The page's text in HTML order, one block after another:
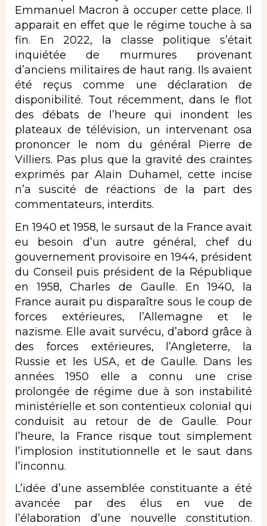
Emmanuel Macron à occuper cette place. Il
apparait en effet que le régime touche à sa
fin. En 2022, la classe politique s’était
inquiétée de murmures provenant
d’anciens militaires de haut rang. Ils avaient
été reçus comme une déclaration de
disponibilité. Tout récemment, dans le flot
des débats de l’heure qui inondent les
plateaux de télévision, un intervenant osa
prononcer le nom du général Pierre de
Villiers. Pas plus que la gravité des craintes
exprimés par Alain Duhamel, cette incise
n’a suscité de réactions de la part des
commentateurs, interdits.
En 1940 et 1958, le sursaut de la France avait
eu besoin d’un autre général, chef du
gouvernement provisoire en 1944, président
du Conseil puis président de la République
en 1958, Charles de Gaulle. En 1940, la
France aurait pu disparaître sous le coup de
forces extérieures, l’Allemagne et le
nazisme. Elle avait survécu, d’abord grâce à
des forces extérieures, l’Angleterre, la
Russie et les USA, et de Gaulle. Dans les
années 1950 elle a connu une crise
prolongée de régime due à son instabilité
ministérielle et son contentieux colonial qui
conduisit au retour de de Gaulle. Pour
l’heure, la France risque tout simplement
l’implosion institutionnelle et le saut dans
l’inconnu.
L’idée d’une assemblée constituante a été
avancée par des élus en vue de
l’élaboration d’une nouvelle constitution.